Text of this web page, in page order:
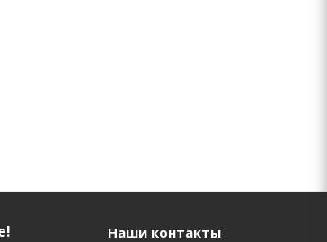
Наши контакты